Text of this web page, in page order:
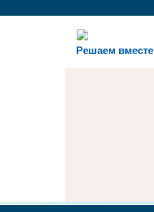
Решаем вместе